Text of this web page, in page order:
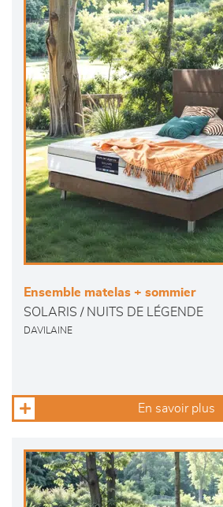
Ensemble matelas + sommier
SOLARIS / NUITS DE LÉGENDE
DAVILAINE
En savoir plus